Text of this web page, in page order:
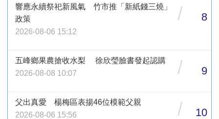
響應永續祭祀新風氣 竹市推「新紙錢三燒」
政策
2026-08-06 15:12
/ 8
五峰鄉果農搶收水梨 徐欣瑩臉書發起認購
2026-08-08 10:07
/ 9
父出真愛 楊梅區表揚46位模範父親
2026-08-06 15:56
/ 10